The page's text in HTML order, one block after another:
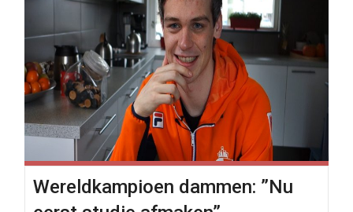
Wereldkampioen dammen: ”Nu